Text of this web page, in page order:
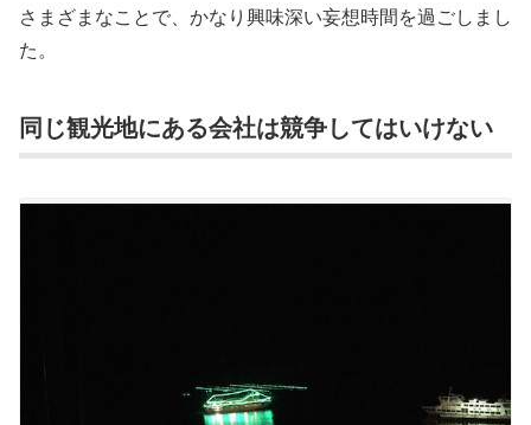
さまざまなことで、かなり興味深い妄想時間を過ごしまし
た。
同じ観光地にある会社は競争してはいけない